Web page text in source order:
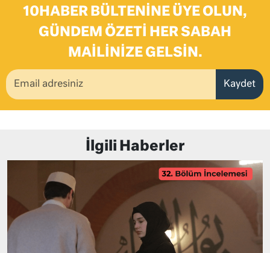
10HABER BÜLTENINE ÜYE OLUN,
GÜNDEM ÖZETI HER SABAH
MAILINIZE GELSIN.
Kaydet
İlgili Haberler